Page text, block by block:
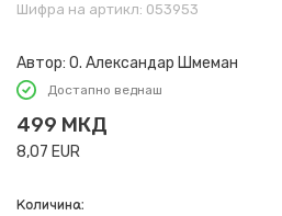
Шифра на артикл: 053953
Автор: О. Александар Шмеман
Достапно веднаш
499 МКД
8,07 EUR
Количина: